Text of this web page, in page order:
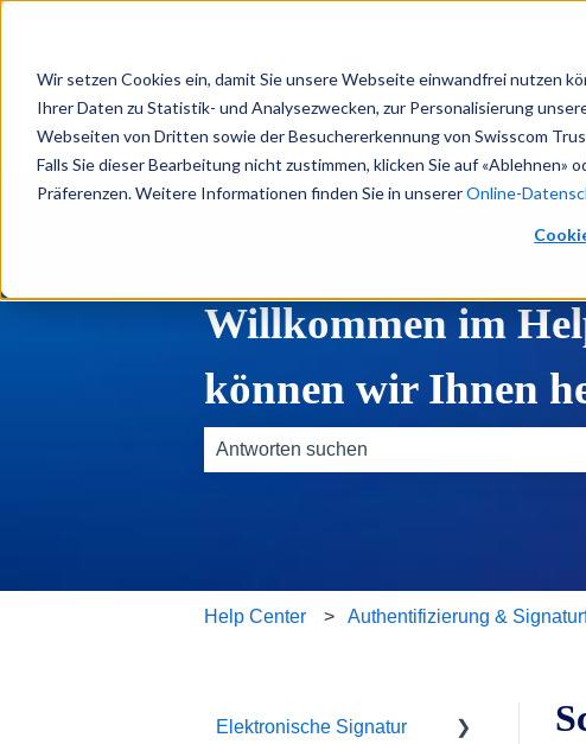
Wir setzen Cookies ein, damit Sie unsere Webseite einwandfrei nutzen
Ihrer Daten zu Statistik- und Analysezwecken, zur Personalisierung
Webseiten von Dritten sowie der Besuchererkennung von Swisscom
Falls Sie dieser Bearbeitung nicht zustimmen, klicken Sie auf «Ablehnen»
Präferenzen. Weitere Informationen finden Sie in unsererOnline-
Willkommen im
können wir Ihnen
Help Center Authentifizierung &
Elektronische Signatur